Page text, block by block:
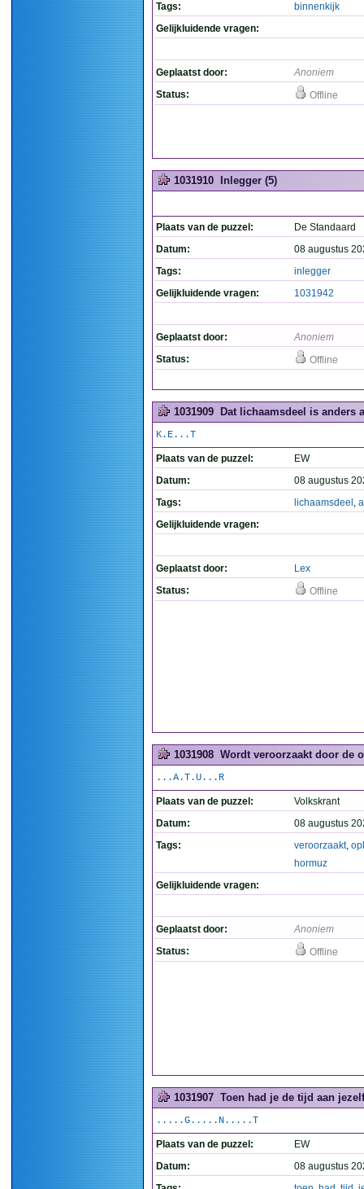
Tags:
binnenkijk
Gelijkluidende vragen:
Geplaatst door:
Anoniem
Status:
Offline
1031910 Inlegger (5)
Plaats van de puzzel:
De Standaard
Datum:
08 augustus
Tags:
inlegger
Gelijkluidende vragen:
1031942
Geplaatst door:
Anoniem
Status:
Offline
1031909 Dat lichaamsdeel is anders
K.E...T
Plaats van de puzzel:
EW
Datum:
08 augustus
Tags:
lichaamsdeel ,
Gelijkluidende vragen:
Geplaatst door:
Lex
Status:
Offline
1031908 Wordt veroorzaakt door de
...A.T.U...R
Plaats van de puzzel:
Volkskrant
Datum:
08 augustus
Tags:
veroorzaakt,
hormuz
Gelijkluidende vragen:
Geplaatst door:
Anoniem
Status:
Offline
1031907 Toen had je de tijd aan
.....G.....N.....T
Plaats van de puzzel:
EW
Datum:
08 augustus